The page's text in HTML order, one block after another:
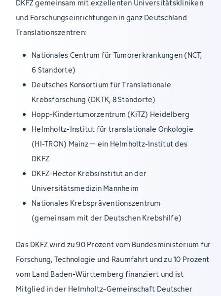
DKFZ gemeinsam mit exzellenten Universitätskliniken
und Forschungseinrichtungen in ganz Deutschland
Translationszentren:
Nationales Centrum für Tumorerkrankungen (NCT,
6 Standorte)
Deutsches Konsortium für Translationale
Krebsforschung (DKTK, 8 Standorte)
Hopp-Kindertumorzentrum (KiTZ) Heidelberg
Helmholtz-Institut für translationale Onkologie
(HI-TRON) Mainz – ein Helmholtz-Institut des
DKFZ
DKFZ-Hector Krebsinstitut an der
Universitätsmedizin Mannheim
Nationales Krebspräventionszentrum
(gemeinsam mit der Deutschen Krebshilfe)
Das DKFZ wird zu 90 Prozent vom Bundesministerium für
Forschung, Technologie und Raumfahrt und zu 10 Prozent
vom Land Baden-Württemberg finanziert und ist
Mitglied in der Helmholtz-Gemeinschaft Deutscher